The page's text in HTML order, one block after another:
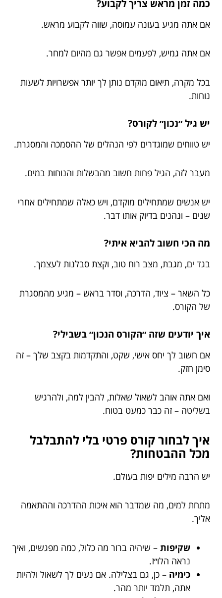
כמה זמן מראש צריך לקבוע?
אם אתה מגיע בעונה עמוסה, שווה לקבוע מראש.
אם אתה גמיש, לפעמים אפשר גם מהיום למחר.
בכל מקרה, תיאום מוקדם נותן לך יותר אפשרויות לשעות
נוחות.
יש גיל ״נכון״ לקורס?
יש טווחים שמוגדרים לפי הנהלים של ההסמכה והמסגרת.
מעבר לזה, הגיל פחות חשוב מהבשלות והנוחות במים.
יש אנשים שמתחילים מוקדם, ויש כאלה שמתחילים אחרי
שנים – ונהנים בדיוק אותו דבר.
מה הכי חשוב להביא איתי?
בגד ים, מגבת, מצב רוח טוב, וקצת סבלנות לעצמך.
כל השאר – ציוד, הדרכה, וסדר בראש – מגיע מהמסגרת
של הקורס.
איך יודעים שזה ״הקורס הנכון״ בשבילי?
אם חשוב לך יחס אישי, שקט, והתקדמות בקצב שלך – זה
סימן חזק.
ואם אתה אוהב לשאול שאלות, להבין למה, ולהרגיש
בשליטה – זה כבר כמעט בטוח.
איך לבחור קורס פרטי בלי להתבלבל
מכל ההבטחות?
יש הרבה מילים יפות בעולם.
מתחת למים, מה שמדבר הוא איכות ההדרכה וההתאמה
אליך.
שקיפות – שיהיה ברור מה כלול, כמה מפגשים, ואיך
נראה הלו״ז.
כימיה – כן, גם בצלילה. אם נעים לך לשאול ולהיות
אתה, תלמד יותר מהר.